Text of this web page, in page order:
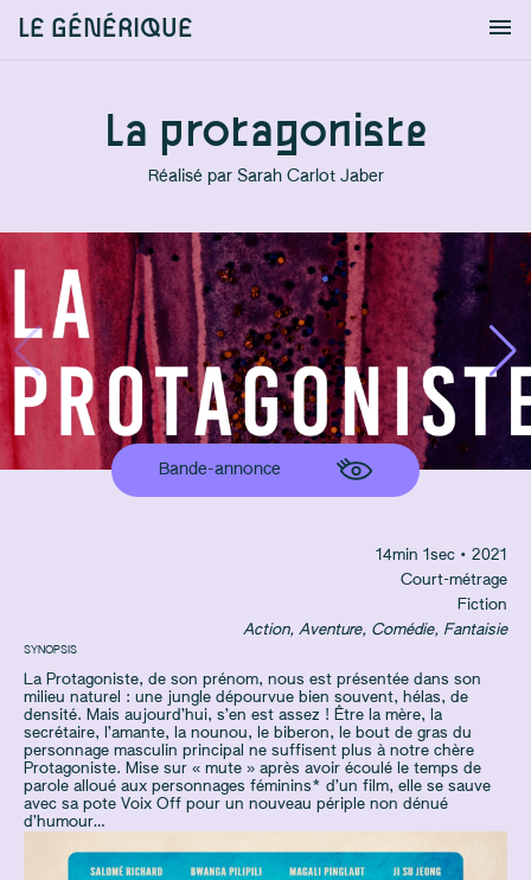
LE GÉNÉRIQUE
La protagoniste
Réalisé par Sarah Carlot Jaber
Bande-annonce
SYNOPSIS
La Protagoniste, de son prénom, nous est présentée dans son
milieu naturel : une jungle dépourvue bien souvent, hélas, de
densité. Mais aujourd’hui, s’en est assez ! Être la mère, la
secrétaire, l’amante, la nounou, le biberon, le bout de gras du
personnage masculin principal ne suffisent plus à notre chère
Protagoniste. Mise sur « mute » après avoir écoulé le temps de
parole alloué aux personnages féminins* d’un film, elle se sauve
avec sa pote Voix Off pour un nouveau périple non dénué
d’humour…
14min 1 sec • 2021
Court-métrage
Fiction
Action, Aventure, Comédie, Fantaisie